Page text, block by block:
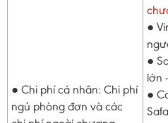
● Chi phí cá nhân: Chi phí
ngủ phòng đơn và các
●
●
lớn
●